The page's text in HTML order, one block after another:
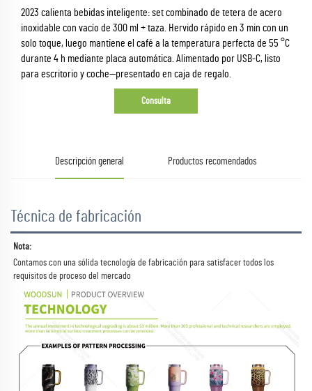
2023 calienta bebidas inteligente: set combinado de tetera de acero
inoxidable con vacío de 300 ml + taza. Hervido rápido en 3 min con un
solo toque, luego mantiene el café a la temperatura perfecta de 55 °C
durante 4 h mediante placa automática. Alimentado por USB-C, listo
para escritorio y coche—presentado en caja de regalo.
Consulta
Descripción general Productos recomendados
Técnica de fabricación
Nota:
Contamos con una sólida tecnología de fabricación para satisfacer todos los
requisitos de proceso del mercado